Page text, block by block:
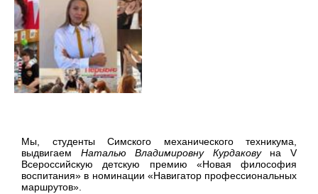
Мы, студенты Симского механического техникума,
выдвигаем Наталью Владимировну Курдаковуна V
Всероссийскую детскую премию «Новая философия
воспитания» в номинации «Навигатор профессиональных
маршрутов».